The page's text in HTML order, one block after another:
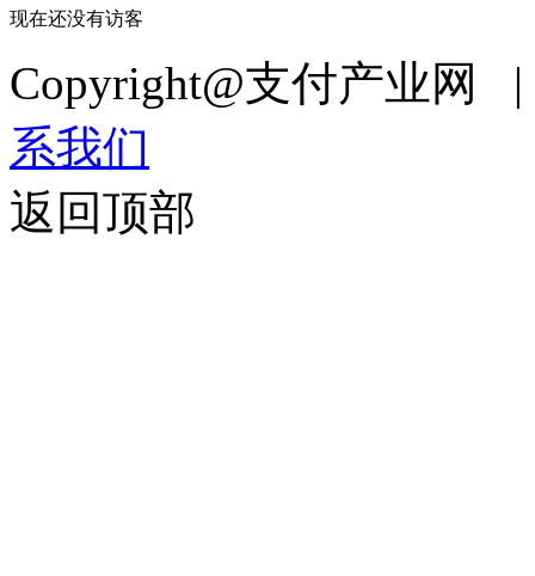
现在还没有访客
Copyright@支付产业
系我们
返回顶部